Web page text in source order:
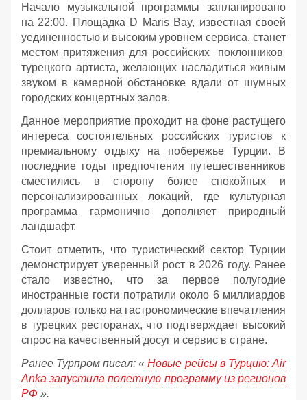
Начало музыкальной программы запланировано
на 22:00. Площадка D Maris Bay, известная своей
уединенностью и высоким уровнем сервиса, станет
местом притяжения для российских поклонников
турецкого артиста, желающих насладиться живым
звуком в камерной обстановке вдали от шумных
городских концертных залов.
Данное мероприятие проходит на фоне растущего
интереса состоятельных российских туристов к
премиальному отдыху на побережье Турции. В
последние годы предпочтения путешественников
сместились в сторону более спокойных и
персонализированных локаций, где культурная
программа гармонично дополняет природный
ландшафт.
Стоит отметить, что туристический сектор Турции
демонстрирует уверенный рост в 2026 году. Ранее
стало известно, что за первое полугодие
иностранные гости потратили около 6 миллиардов
долларов только на гастрономические впечатления
в турецких ресторанах, что подтверждает высокий
спрос на качественный досуг и сервис в стране.
Ранее Турпром писал: « Новые рейсы в Турцию: Air
Anka запустила полетную программу из регионов
РФ ».